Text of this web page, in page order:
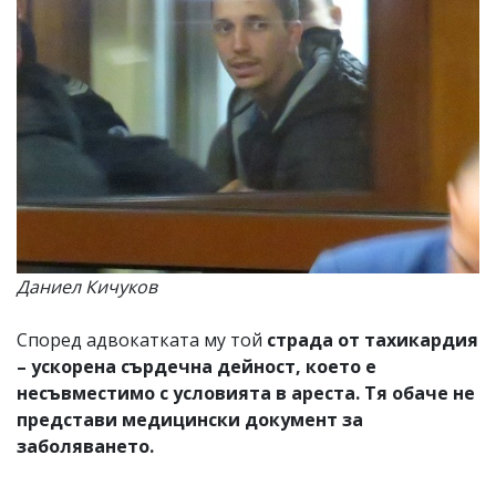
Даниел Кичуков
Според адвокатката му той страда от тахикардия
– ускорена сърдечна дейност, което е
несъвместимо с условията в ареста. Тя обаче не
представи медицински документ за
заболяването.